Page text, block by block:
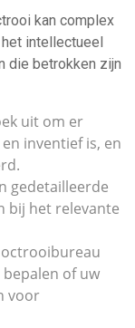
kan complex
intellectueel
die betrokken zijn
uit om er
inventief is, en
gedetailleerde
bij het relevante
of uw
voor